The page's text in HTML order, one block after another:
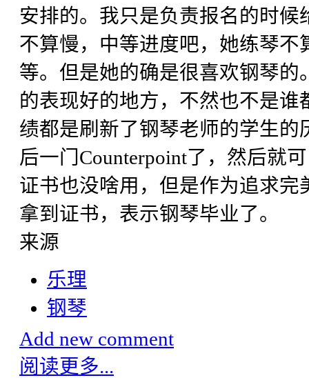
安排的。我只是负责报名的时
不算慢，中等进度吧，她练琴
等。但是她的确是很喜欢钢琴
的表现好的地方，不然也不是
绩都是刷新了钢琴老师的学生的
后一门Counterpoint了，然后就
证书也没啥用，但是作为追求
拿到证书，表示钢琴毕业了。
来源
乐理
钢琴
Add new comment
阅读更多...